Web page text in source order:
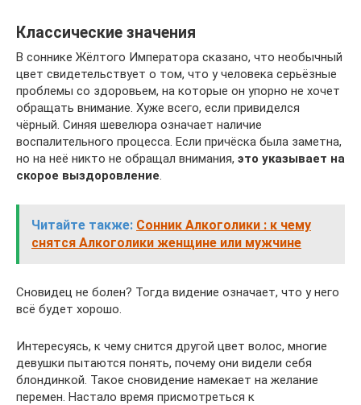
Классические значения
В соннике Жёлтого Императора сказано, что необычный
цвет свидетельствует о том, что у человека серьёзные
проблемы со здоровьем, на которые он упорно не хочет
обращать внимание. Хуже всего, если привиделся
чёрный. Синяя шевелюра означает наличие
воспалительного процесса. Если причёска была заметна,
но на неё никто не обращал внимания, это указывает на
скорое выздоровление.
Читайте также: Сонник Алкоголики : к чему
снятся Алкоголики женщине или мужчине
Сновидец не болен? Тогда видение означает, что у него
всё будет хорошо.
Интересуясь, к чему снится другой цвет волос, многие
девушки пытаются понять, почему они видели себя
блондинкой. Такое сновидение намекает на желание
перемен. Настало время присмотреться к